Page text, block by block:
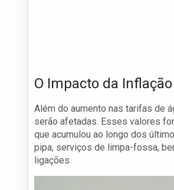
O Impacto da
Além do aumento nas tarifas de
serão afetadas. Esses valores
que acumulou ao longo dos
pipa, serviços de limpa-fossa,
ligações.